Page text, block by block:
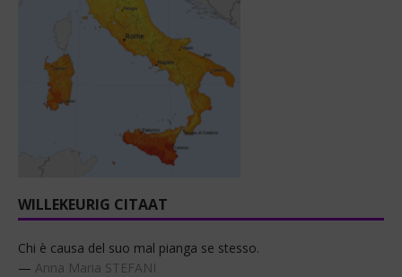
WILLEKEURIG CITAAT
Chi è causa del suo mal pianga se stesso.
— Anna Maria STEFANI